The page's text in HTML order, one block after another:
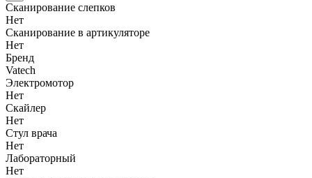
Сканирование слепков
Нет
Сканирование в артикуляторе
Нет
Бренд
Vatech
Электромотор
Нет
Скайлер
Нет
Стул врача
Нет
Лабораторный
Нет